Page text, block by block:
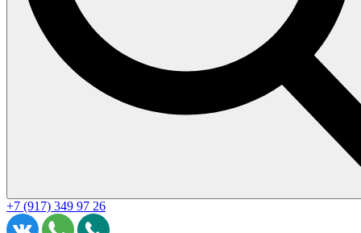
+7 (917) 349 97 26